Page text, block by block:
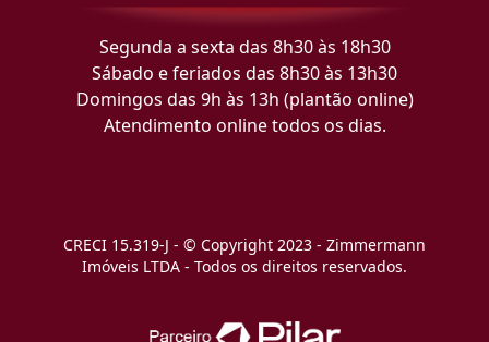
Segunda a sexta das 8h30 às 18h30
Sábado e feriados das 8h30 às 13h30
Domingos das 9h às 13h (plantão online)
Atendimento online todos os dias.
CRECI 15.319-J - © Copyright 2023 - Zimmermann
Imóveis LTDA - Todos os direitos reservados.